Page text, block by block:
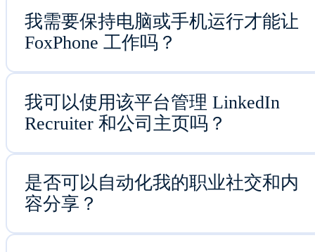
我需要保持电脑或手机运行才能让
FoxPhone 工作吗？
我可以使用该平台管理 LinkedIn
Recruiter 和公司主页吗？
是否可以自动化我的职业社交和内
容分享？